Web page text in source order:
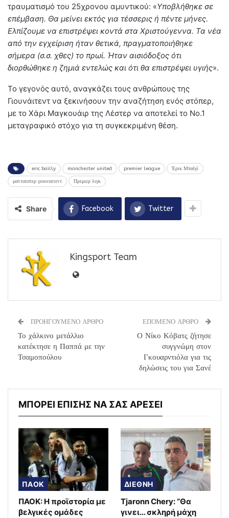
τραυματισμό του 25χρονου αμυντικού: «Υποβλήθηκε σε
επέμβαση. Θα μείνει εκτός για τέσσερις ή πέντε μήνες.
Ελπίζουμε να επιστρέψει κοντά στα Χριστούγεννα. Τα νέα
από την εγχείριση ήταν θετικά, πραγματοποιήθηκε
σήμερα (σ.σ. χθες) το πρωί. Ήταν αισιόδοξος ότι
διορθώθηκε η ζημιά εντελώς και ότι θα επιστρέψει υγιής».
Το γεγονός αυτό, αναγκάζει τους ανθρώπους της
Γιουνάιτεντ να ξεκινήσουν την αναζήτηση ενός στόπερ,
με το Χάρι Μαγκουάιρ της Λέστερ να αποτελεί το Νο.1
μεταγραφικό στόχο για τη συγκεκριμένη θέση.
eric bailly manchester united premier league Έρικ Μπαϊγί
μαντσεστερ γιουναιτεντ Πρεμιερ λιγκ
Share Facebook Twitter
Kingsport Team
ΠΡΟΗΓΟΥΜΕΝΟ ΑΡΘΡΟ
Το χάλκινο μετάλλιο
κατέκτησε η Παππά με την
Τσαμοπούλου
ΕΠΟΜΕΝΟ ΑΡΘΡΟ
Ο Νίκο Κόβατς ζήτησε
συγγνώμη στον
Γκουαρντιόλα για τις
δηλώσεις του για Σανέ
ΜΠΟΡΕΙ ΕΠΙΣΗΣ ΝΑ ΣΑΣ ΑΡΕΣΕΙ
ΠΑΟΚ
ΠΑΟΚ: Η προϊστορία με
βελγικές ομάδες
ΔΙΕΘΝΗ
Tjaronn Chery: “Θα
γινει… σκληρή μάχη